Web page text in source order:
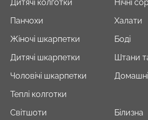
Дитячі колготки
Панчохи
Жіночі шкарпетки
Дитячі шкарпетки
Чоловічі шкарпетки
Теплі колготки
Нічні
Халати
Боді
Штани
Світшоти
Білизна